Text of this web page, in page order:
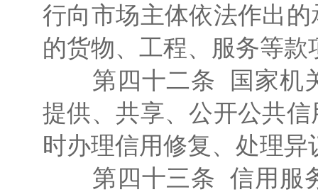
行向市场主体依法作出
的货物、工程、服务等
第四十二条 国家机关
提供、共享、公开公共
时办理信用修复、处理
第四十三条 信用服务